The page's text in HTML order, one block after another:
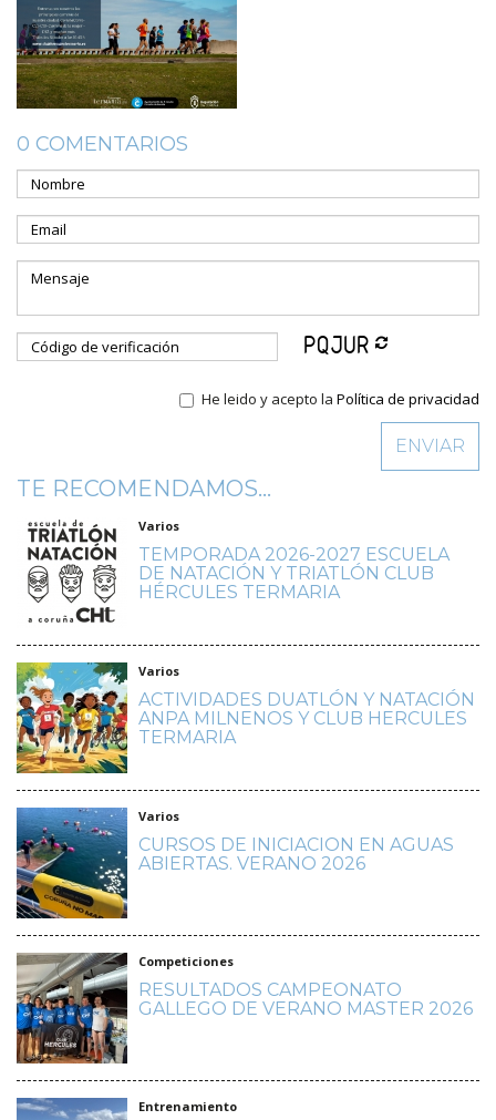
0 COMENTARIOS
He leido y acepto la Política de privacidad
TE RECOMENDAMOS...
Varios
TEMPORADA 2026-2027 ESCUELA
DE NATACIÓN Y TRIATLÓN CLUB
HÉRCULES TERMARIA
Varios
ACTIVIDADES DUATLÓN Y NATACIÓN
ANPA MILNENOS Y CLUB HERCULES
TERMARIA
Varios
CURSOS DE INICIACION EN AGUAS
ABIERTAS. VERANO 2026
Competiciones
RESULTADOS CAMPEONATO
GALLEGO DE VERANO MASTER 2026
Entrenamiento